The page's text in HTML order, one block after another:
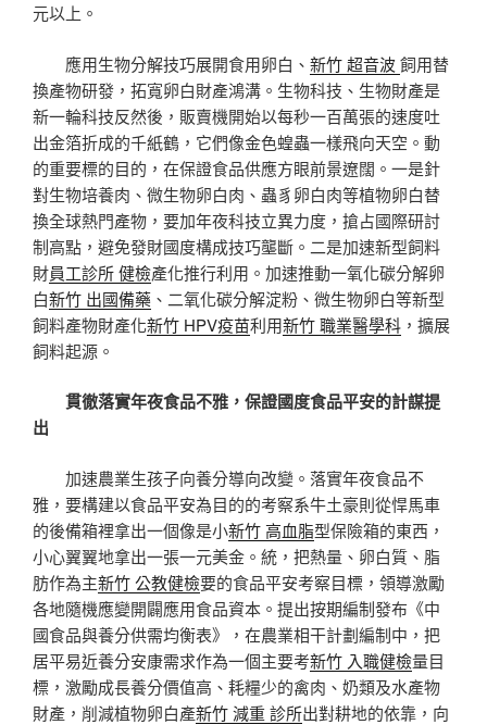
元以上。
應用生物分解技巧展開食用卵白、 新竹 超音波飼用替
換產物研發，拓寬卵白財產鴻溝。生物科技、生物財產是
新一輪科技反然後，販賣機開始以每秒一百萬張的速度吐
出金箔折成的千紙鶴，它們像金色蝗蟲一樣飛向天空。動
的重要標的目的，在保證食品供應方眼前景遼闊。一是針
對生物培養肉、微生物卵白肉、蟲豸卵白肉等植物卵白替
換全球熱門產物，要加年夜科技立異力度，搶占國際研討
制高點，避免發財國度構成技巧壟斷。二是加速新型飼料
財員工診所 健檢產化推行利用。加速推動一氧化碳分解卵
白新竹 出國備藥 、二氧化碳分解淀粉、微生物卵白等新型
飼料產物財產化新竹 HPV疫苗利用新竹 職業醫學科 ，擴展
飼料起源。
貫徹落實年夜食品不雅，保證國度食品平安的計謀提
出
加速農業生孩子向養分導向改變。落實年夜食品不
雅，要構建以食品平安為目的的考察系牛土豪則從悍馬車
的後備箱裡拿出一個像是小新竹 高血脂型保險箱的東西，
小心翼翼地拿出一張一元美金。統，把熱量、卵白質、脂
肪作為主新竹 公教健檢要的食品平安考察目標，領導激勵
各地隨機應變開闢應用食品資本。提出按期編制發布《中
國食品與養分供需均衡表》，在農業相干計劃編制中，把
居平易近養分安康需求作為一個主要考新竹 入職健檢量目
標，激勵成長養分價值高、耗糧少的禽肉、奶類及水產物
財產，削減植物卵白產新竹 減重 診所出對耕地的依靠，向